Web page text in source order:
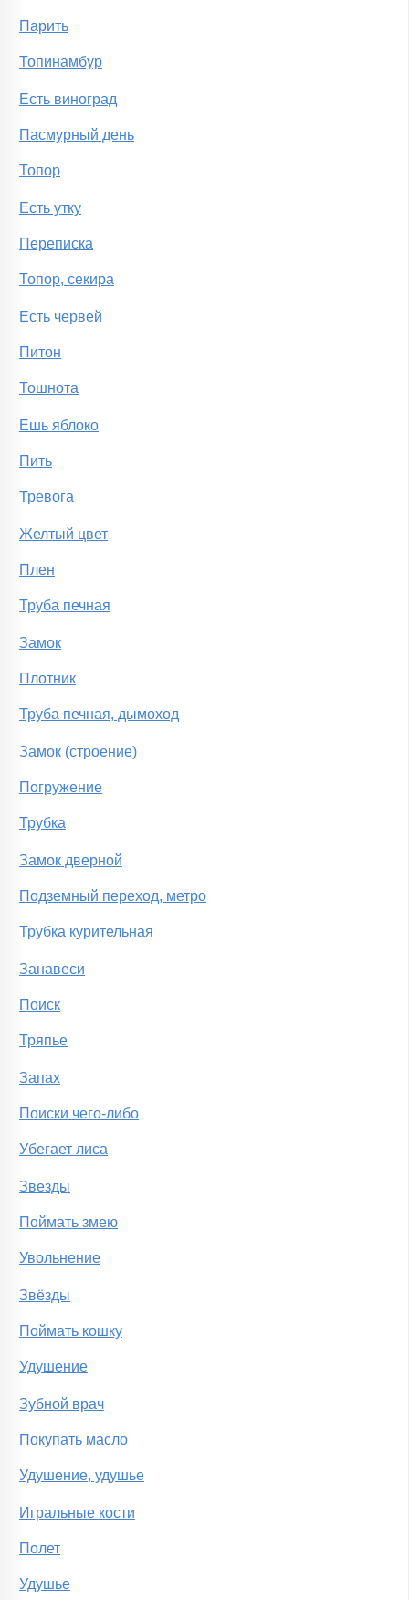
Парить
Топинамбур
Есть виноград
Пасмурный день
Топор
Есть утку
Переписка
Топор, секира
Есть червей
Питон
Тошнота
Ешь яблоко
Пить
Тревога
Желтый цвет
Плен
Труба печная
Замок
Плотник
Труба печная, дымоход
Замок (строение)
Погружение
Трубка
Замок дверной
Подземный переход, метро
Трубка курительная
Занавеси
Поиск
Тряпье
Запах
Поиски чего-либо
Убегает лиса
Звезды
Поймать змею
Увольнение
Звёзды
Поймать кошку
Удушение
Зубной врач
Покупать масло
Удушение, удушье
Игральные кости
Полет
Удушье